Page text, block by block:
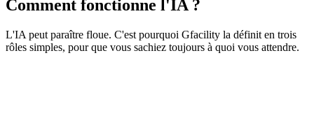
Comment fonctionne l'IA ?
L'IA peut paraître floue. C'est pourquoi Gfacility la définit en trois
rôles simples, pour que vous sachiez toujours à quoi vous attendre.